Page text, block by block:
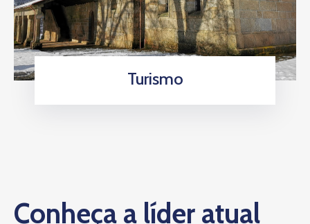
Turismo
Conheça a líder atual